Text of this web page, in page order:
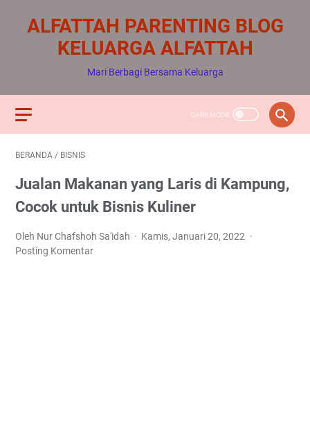
ALFATTAH PARENTING BLOG
KELUARGA ALFATTAH
Mari Berbagi Bersama Keluarga
BERANDA / BISNIS
Jualan Makanan yang Laris di Kampung,
Cocok untuk Bisnis Kuliner
Oleh Nur Chafshoh Sa'idah
Kamis, Januari 20, 2022
Posting Komentar